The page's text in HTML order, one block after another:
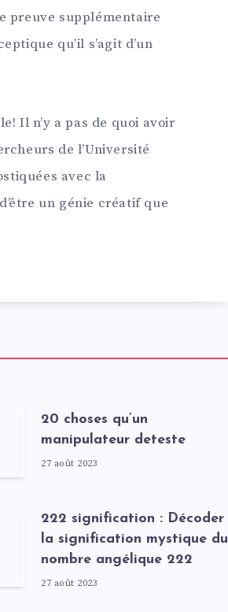
preuve supplémentaire
qu’il s’agit d’un
Il n’y a pas de quoi avoir
de l’Université
avec la
un génie créatif que
20 choses qu’un
manipulateur deteste
27 août 2023
222 signification : Décoder
la signification mystique du
nombre angélique 222
27 août 2023